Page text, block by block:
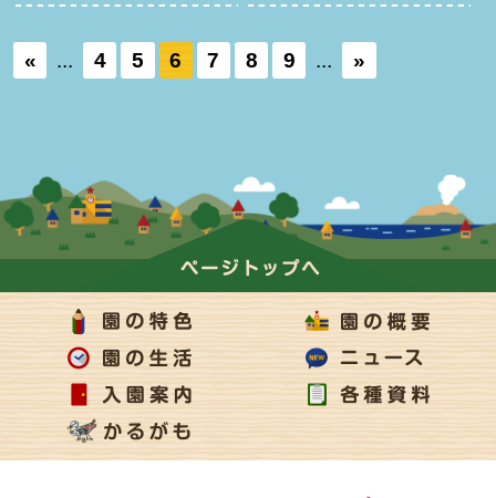
« ... 4 5 6 7 8 9 ... »